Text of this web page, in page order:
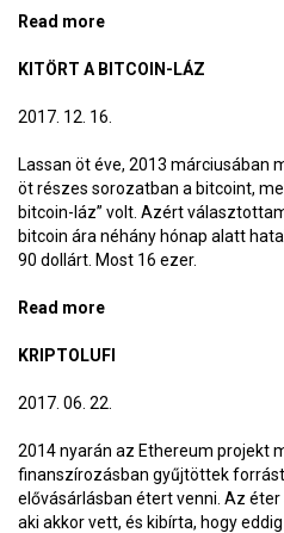
Read more
KITÖRT A BITCOIN-LÁZ
2017. 12. 16.
Lassan öt éve, 2013 márciusában
öt részes sorozatban a bitcoint,
bitcoin-láz” volt. Azért
bitcoin ára néhány hónap alatt
90 dollárt. Most 16 ezer.
Read more
KRIPTOLUFI
2017. 06. 22.
2014 nyarán az Ethereum projekt
finanszírozásban gyűjtöttek
elővásárlásban étert venni. Az éter
aki akkor vett, és kibírta, hogy